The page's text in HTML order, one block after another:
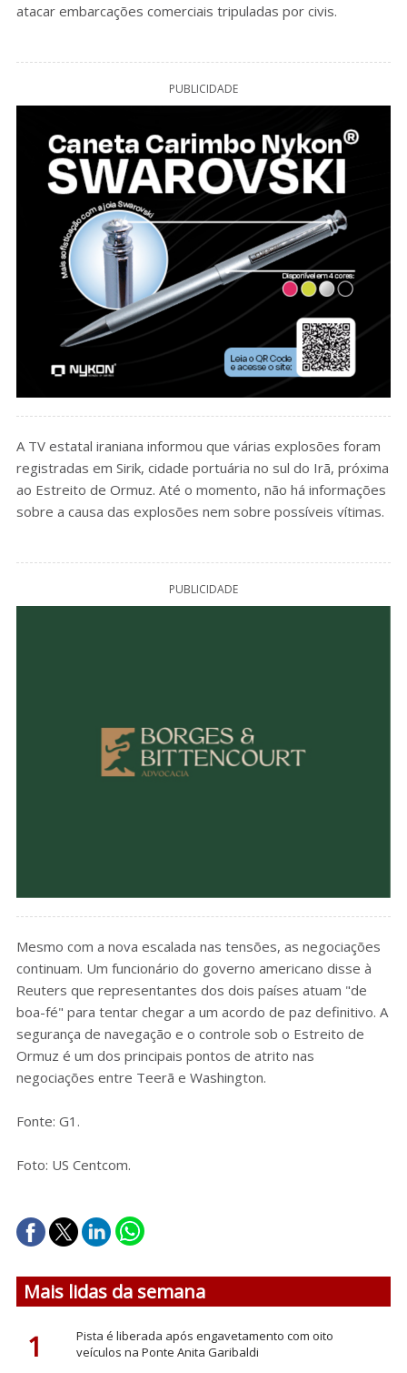
atacar embarcações comerciais tripuladas por civis.
PUBLICIDADE
A TV estatal iraniana informou que várias explosões foram
registradas em Sirik, cidade portuária no sul do Irã, próxima
ao Estreito de Ormuz. Até o momento, não há informações
sobre a causa das explosões nem sobre possíveis vítimas.
PUBLICIDADE
Mesmo com a nova escalada nas tensões, as negociações
continuam. Um funcionário do governo americano disse à
Reuters que representantes dos dois países atuam "de
boa-fé" para tentar chegar a um acordo de paz definitivo. A
segurança de navegação e o controle sob o Estreito de
Ormuz é um dos principais pontos de atrito nas
negociações entre Teerã e Washington.
Fonte: G1.
Foto: US Centcom.
Mais lidas da semana
1
Pista é liberada após engavetamento com oito
veículos na Ponte Anita Garibaldi